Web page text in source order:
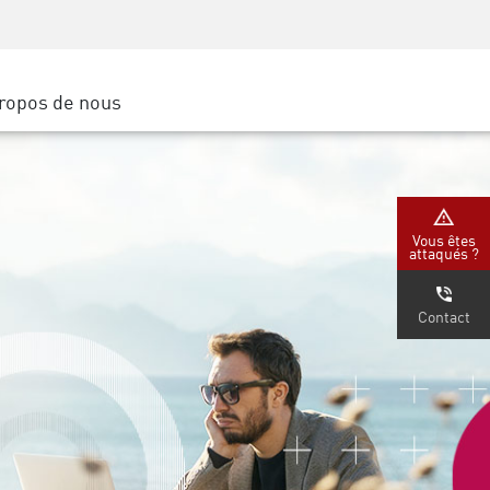
de service
de nous
Vous êtes
attaqués ?
Contact